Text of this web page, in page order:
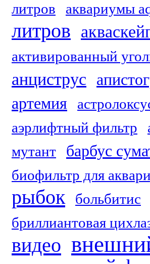
литров аквариумы
литров
активированный
анциструс
артемия
аэрлифтный фильтр
мутант
барбус
биофильтр для
рыбок больбитис
бриллиантовая
видео